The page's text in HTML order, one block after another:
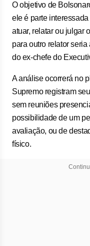
O objetivo de
ele é parte
atuar, relatar ou julgar
para outro relator
do ex-chefe do
A análise ocorrerá no
Supremo registram
sem reuniões
possibilidade de um
avaliação, ou de
físico.